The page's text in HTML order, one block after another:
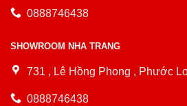
0888746438
SHOWROOM NHA TRANG
731 , Lê Hồng Phong , Phước
0888746438